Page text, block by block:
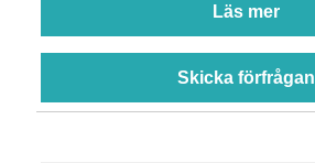
Läs mer
Skicka förfrågan